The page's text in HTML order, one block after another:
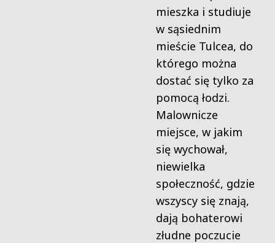
mieszka i studiuje
w sąsiednim
mieście Tulcea, do
którego można
dostać się tylko za
pomocą łodzi.
Malownicze
miejsce, w jakim
się wychował,
niewielka
społeczność, gdzie
wszyscy się znają,
dają bohaterowi
złudne poczucie